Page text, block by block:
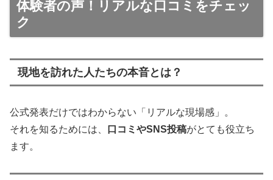
体験者の声！リアルな口コミをチェッ
ク
現地を訪れた人たちの本音とは？
公式発表だけではわからない「リアルな現場感」。
それを知るためには、
口コミやSNS投稿がとても役立ち
ます。